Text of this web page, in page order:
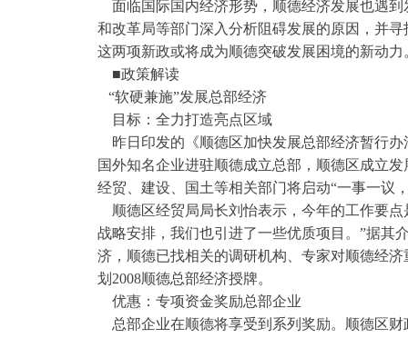
面临国际国内经济形势，顺德经济发展也遇
和改革局等部门深入分析阻碍发展的原因，并
这两项新政或将成为顺德突破发展困境的新动力
■政策解读
“软硬兼施”发展总部经济
目标：全力打造亮点区域
昨日印发的《顺德区加快发展总部经济暂行
国外知名企业进驻顺德成立总部，顺德区成立
经贸、建设、国土等相关部门将启动“一事一议
顺德区经贸局局长刘怡表示，今年的工作要点
战略安排，我们也引进了一些优质项目。”据其
济，顺德已找相关的调研机构、专家对顺德经
划2008顺德总部经济授牌。
优惠：专项资金奖励总部企业
总部企业在顺德将享受到系列奖励。顺德区